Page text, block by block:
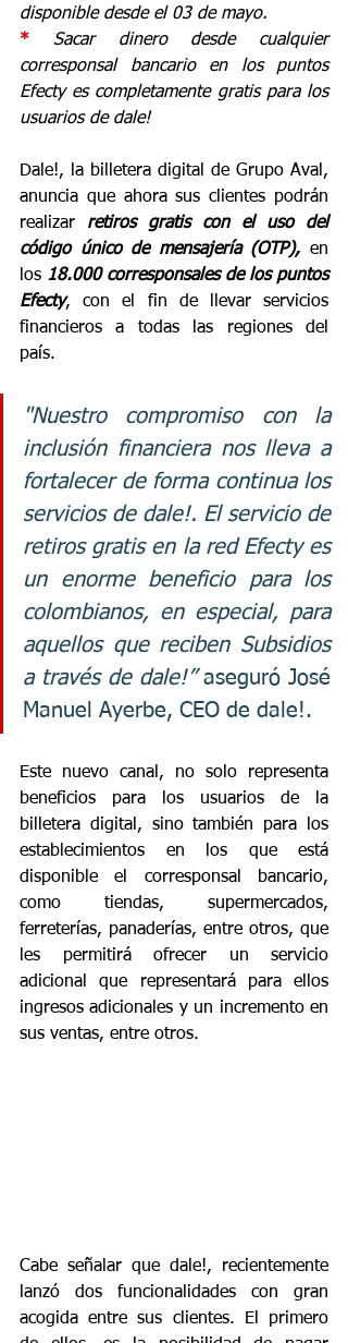
disponible desde el 03 de mayo.
* Sacar dinero desde cualquier
corresponsal bancario en los puntos
Efecty es completamente gratis para los
usuarios de dale!
Dale!, la billetera digital de Grupo Aval,
anuncia que ahora sus clientes podrán
realizar retiros gratis con el uso del
código único de mensajería (OTP), en
los 18.000 corresponsales de los puntos
Efecty, con el fin de llevar servicios
financieros a todas las regiones del
país.
"Nuestro compromiso con la
inclusión financiera nos lleva a
fortalecer de forma continua los
servicios de dale!. El servicio de
retiros gratis en la red Efecty es
un enorme beneficio para los
colombianos, en especial, para
aquellos que reciben Subsidios
a través de dale!” aseguró José
Manuel Ayerbe, CEO de dale!.
Este nuevo canal, no solo representa
beneficios para los usuarios de la
billetera digital, sino también para los
establecimientos en los que está
disponible el corresponsal bancario,
como tiendas, supermercados,
ferreterías, panaderías, entre otros, que
les permitirá ofrecer un servicio
adicional que representará para ellos
ingresos adicionales y un incremento en
sus ventas, entre otros.
Cabe señalar que dale!, recientemente
lanzó dos funcionalidades con gran
acogida entre sus clientes. El primero